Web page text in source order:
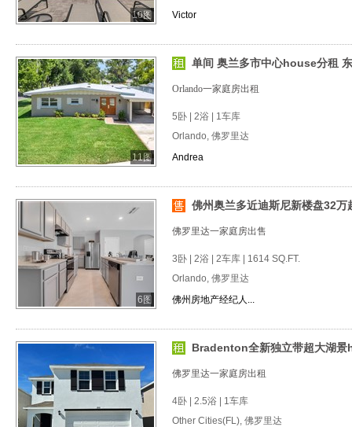
10图
Victor
11图
单间 奥兰多市中心house分租
Orlando一家庭房出租
5卧 | 2浴 | 1车库
Orlando, 佛罗里达
Andrea
6图
佛州奥兰多近迪斯尼新楼盘32万
佛罗里达一家庭房出售
3卧 | 2浴 | 2车库 | 1614 SQ.FT.
Orlando, 佛罗里达
佛州房地产经纪人...
Bradenton全新独立带超大湖景
佛罗里达一家庭房出租
4卧 | 2.5浴 | 1车库
Other Cities(FL), 佛罗里达